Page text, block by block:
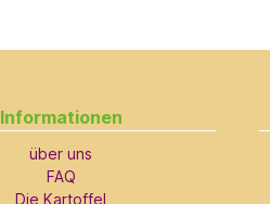
Informationen
über uns
FAQ
Die Kartoffel